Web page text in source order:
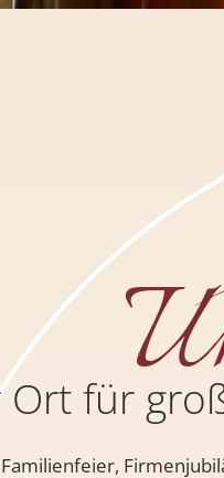
Ort für